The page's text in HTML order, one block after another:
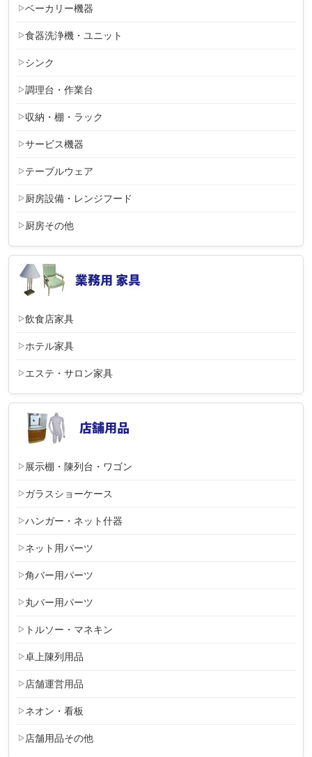
ベーカリー機器
食器洗浄機・ユニット
シンク
調理台・作業台
収納・棚・ラック
サービス機器
テーブルウェア
厨房設備・レンジフード
厨房その他
飲食店家具
ホテル家具
エステ・サロン家具
展示棚・陳列台・ワゴン
ガラスショーケース
ハンガー・ネット什器
ネット用パーツ
角バー用パーツ
丸バー用パーツ
トルソー・マネキン
卓上陳列用品
店舗運営用品
ネオン・看板
店舗用品その他